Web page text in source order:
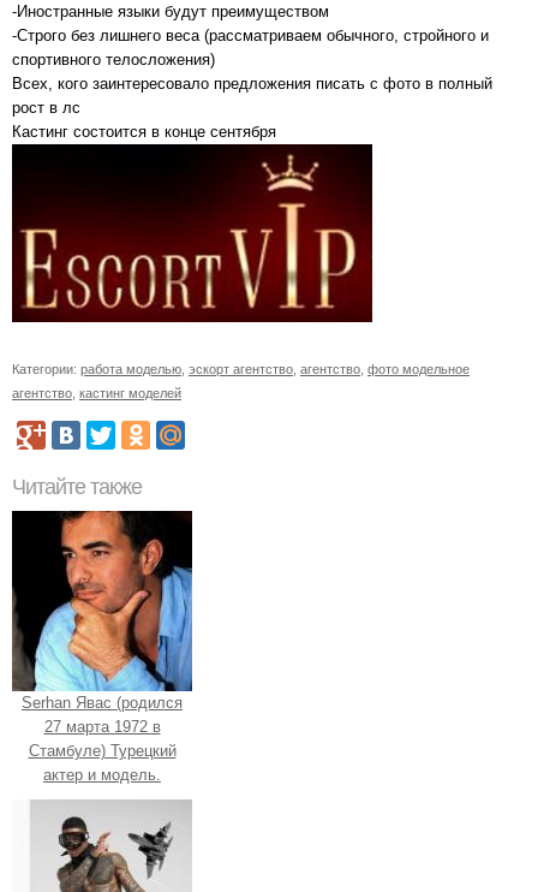
-Иностранные языки будут преимуществом
-Строго без лишнего веса (рассматриваем обычного, стройного и
спортивного телосложения)
Всех, кого заинтересовало предложения писать с фото в полный
рост в лс
Кастинг состоится в конце сентября
Категории: работа моделью эскорт агентство агентство фото модельное
агентство кастинг моделей
Читайте также
Serhan Явас (родился
27 марта 1972 в
Стамбуле) Турецкий
актер и модель.